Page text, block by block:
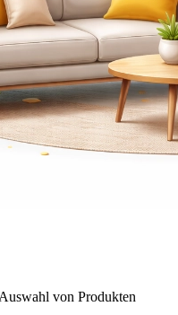
von Produkten